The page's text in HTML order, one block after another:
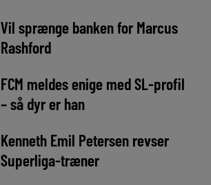
Vil sprænge banken for Marcus
Rashford
FCM meldes enige med SL-profil
– så dyr er han
Kenneth Emil Petersen revser
Superliga-træner